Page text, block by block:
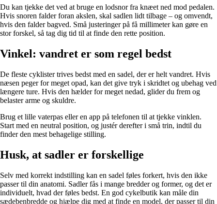
Du kan tjekke det ved at bruge en lodsnor fra knæet ned mod pedalen.
Hvis snoren falder foran akslen, skal sadlen lidt tilbage – og omvendt,
hvis den falder bagved. Små justeringer på få millimeter kan gøre en
stor forskel, så tag dig tid til at finde den rette position.
Vinkel: vandret er som regel bedst
De fleste cyklister trives bedst med en sadel, der er helt vandret. Hvis
næsen peger for meget opad, kan det give tryk i skridtet og ubehag ved
længere ture. Hvis den hælder for meget nedad, glider du frem og
belaster arme og skuldre.
Brug et lille vaterpas eller en app på telefonen til at tjekke vinklen.
Start med en neutral position, og justér derefter i små trin, indtil du
finder den mest behagelige stilling.
Husk, at sadler er forskellige
Selv med korrekt indstilling kan en sadel føles forkert, hvis den ikke
passer til din anatomi. Sadler fås i mange bredder og former, og det er
individuelt, hvad der føles bedst. En god cykelbutik kan måle din
sædebenbredde og hjælpe dig med at finde en model, der passer til din